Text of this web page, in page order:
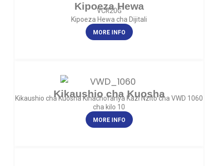
Kipoeza Hewa
VCR20G
Kipoeza Hewa cha Dijitali
MORE INFO
Kikaushio cha Kuosha
Kikaushio cha Kuosha Kinachofanya Kazi Nzito cha VWD 1060
cha kilo 10
MORE INFO